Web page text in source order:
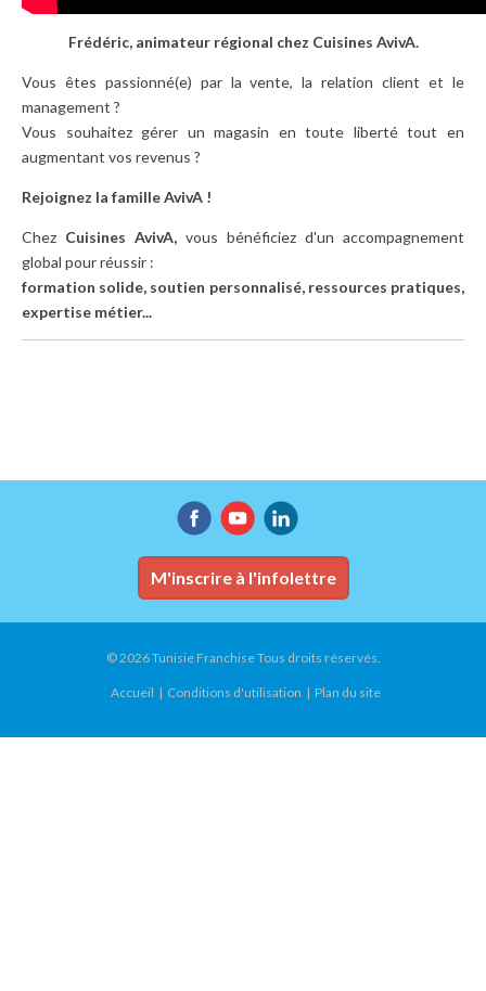
Frédéric, animateur régional chez Cuisines AvivA.
Vous êtes passionné(e) par la vente, la relation client et le
management ?
Vous souhaitez gérer un magasin en toute liberté tout en
augmentant vos revenus ?
Rejoignez la famille AvivA !
Chez Cuisines AvivA, vous bénéficiez d'un accompagnement
global pour réussir :
formation solide, soutien personnalisé, ressources pratiques,
expertise métier...
M'inscrire à l'infolettre
© 2026 Tunisie Franchise Tous droits réservés.
Accueil Conditions d'utilisation Plan du site